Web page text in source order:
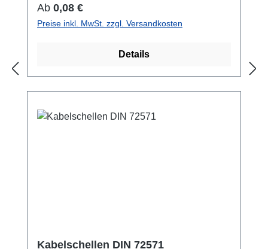
Regulärer Preis:
Ab 0,08 €
Preise inkl. MwSt. zzgl. Versandkosten
Details
Kabelschellen DIN 72571